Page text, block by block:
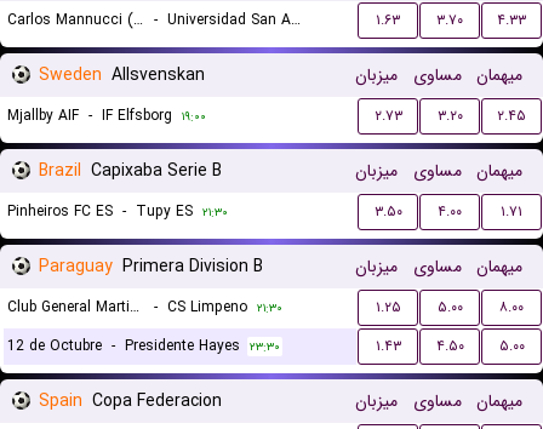
Carlos Mannucci (W) - Universidad San Antonio Abad del Cusco (W)
۲۳:۴۵
۱.۶۳ ۳.۷۰ ۴.۳۳
Sweden Allsvenskan میزبان مساوی میهمان
Mjallby AIF - IF Elfsborg ۱۹:۰۰ ۲.۷۳ ۳.۲۰ ۲.۴۵
Brazil Capixaba Serie B میزبان مساوی میهمان
Pinheiros FC ES - Tupy ES ۲۱:۳۰ ۳.۵۰ ۴.۰۰ ۱.۷۱
Paraguay Primera Division B میزبان مساوی میهمان
Club General Martin Ledesma - CS Limpeno ۲۱:۳۰ ۱.۲۵ ۵.۰۰
۸.۰۰
12 de Octubre - Presidente Hayes ۲۳:۳۰ ۱.۴۳ ۴.۵۰ ۵.۰۰
Spain Copa Federacion میزبان مساوی میهمان